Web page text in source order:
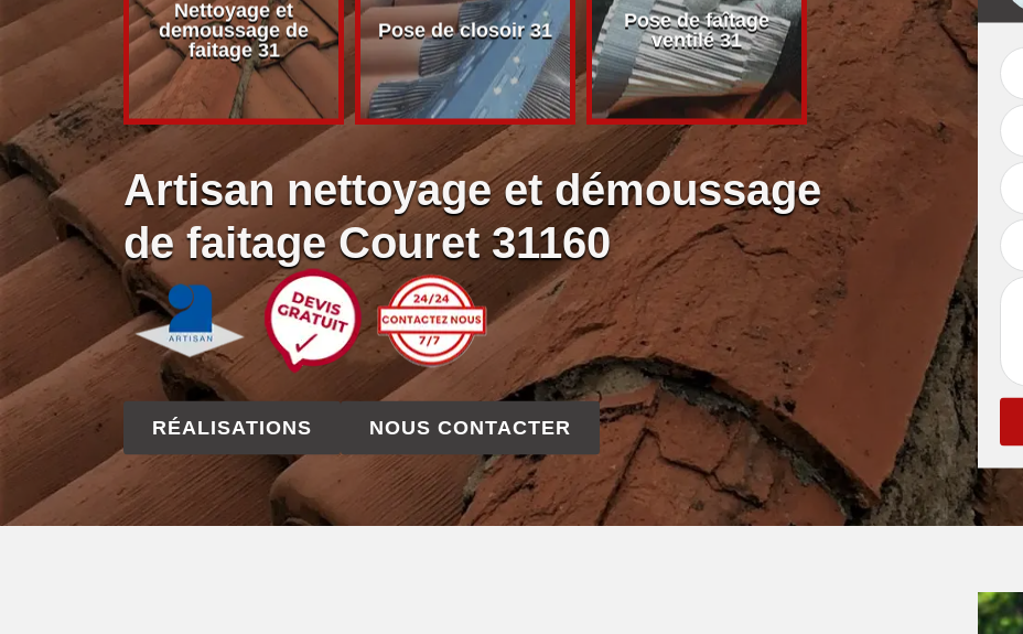
de
Nettoyage et
demoussage de
faitage 31
Pose de closoir 31
Pose de faîtage
ventilé 31
Pose et réparation
de faîtage et faîtière
Artisan nettoyage et démoussage
de faitage Couret 31160
RÉALISATIONS NOUS CONTACTER